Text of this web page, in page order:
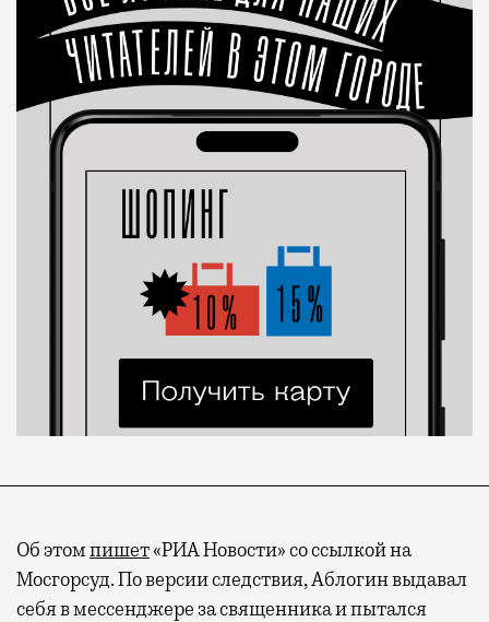
Об этомпишет«РИА Новости» со ссылкой на
Мосгорсуд. По версии следствия, Аблогин выдавал
себя в мессенджере за священника и пытался